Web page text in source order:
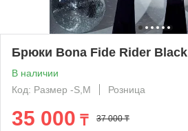
Брюки Bona Fide Rider Black
В наличии
Код: Размер -S,M
Розница
35 000 ₸ 37 000 ₸